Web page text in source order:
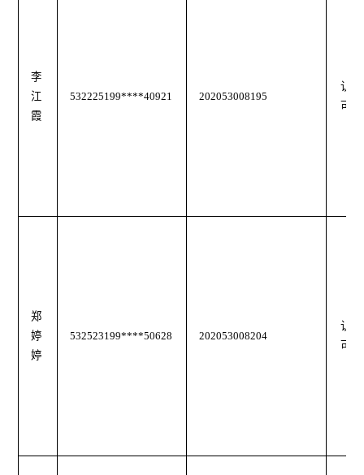
李
江
霞
532225199****40921 202053008195
认
可
郑
婷
婷
532523199****50628 202053008204
认
可